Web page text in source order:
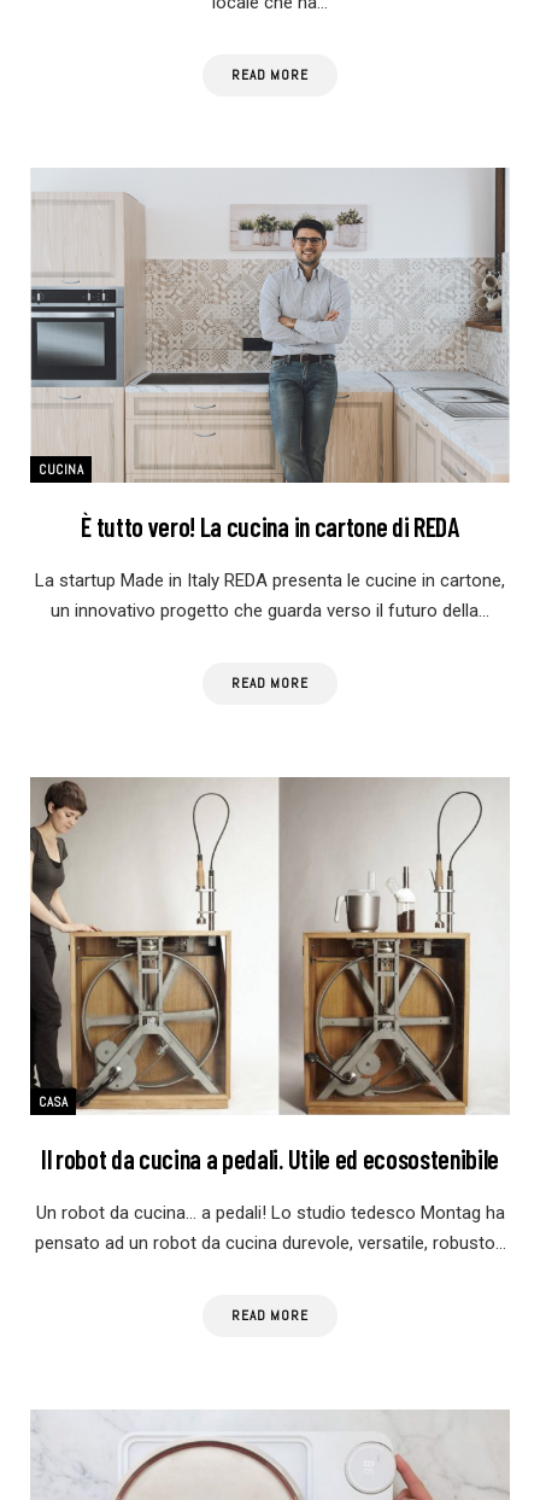
READ MORE
CUCINA
È tutto vero! La cucina in cartone di REDA
La startup Made in Italy REDA presenta le cucine in cartone,
un innovativo progetto che guarda verso il futuro della…
READ MORE
CASA
Il robot da cucina a pedali. Utile ed ecosostenibile
Un robot da cucina… a pedali! Lo studio tedesco Montag ha
pensato ad un robot da cucina durevole, versatile, robusto…
READ MORE